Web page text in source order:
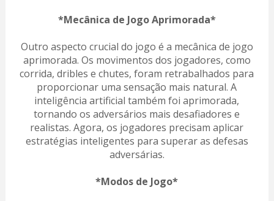
*Mecânica de Jogo Aprimorada*
Outro aspecto crucial do jogo é a mecânica de jogo
aprimorada. Os movimentos dos jogadores, como
corrida, dribles e chutes, foram retrabalhados para
proporcionar uma sensação mais natural. A
inteligência artificial também foi aprimorada,
tornando os adversários mais desafiadores e
realistas. Agora, os jogadores precisam aplicar
estratégias inteligentes para superar as defesas
adversárias.
*Modos de Jogo*